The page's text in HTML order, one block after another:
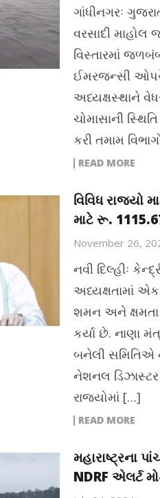
ગાંધીનગરઃ
વરસાદી માહોલ
વિસ્તારમાં
ઈમરજન્સી
અધ્યક્ષસ્થાને
ચોમાસાની
કરી તમામ
READ MORE
વિવિધ રાજ્યો
માટે રૂ.
November 26,
નવી દિલ્હીઃ
અધ્યક્ષતામાં
શમન અને ક્ષમતા
કર્યા છે. નાણા
બનેલી સમિતિએ
નેશનલ ડિઝાસ્ટર
રાજ્યોમાં […]
READ MORE
મહારાષ્ટ્રના
NDRF એલર્ટ